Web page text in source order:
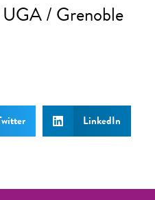
/ Grenoble
LinkedIn